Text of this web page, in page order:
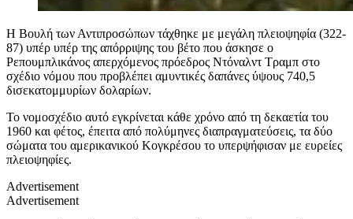
Η Βουλή των Αντιπροσώπων τάχθηκε με μεγάλη πλειοψηφία (322-
87) υπέρ υπέρ της απόρριψης του βέτο που άσκησε ο
Ρεπουμπλικάνος απερχόμενος πρόεδρος Ντόναλντ Τραμπ στο
σχέδιο νόμου που προβλέπει αμυντικές δαπάνες ύψους 740,5
δισεκατομμυρίων δολαρίων.
Το νομοσχέδιο αυτό εγκρίνεται κάθε χρόνο από τη δεκαετία του
1960 και φέτος, έπειτα από πολύμηνες διαπραγματεύσεις, τα δύο
σώματα του αμερικανικού Κογκρέσου το υπερψήφισαν με ευρείες
πλειοψηφίες.
Advertisement
Advertisement